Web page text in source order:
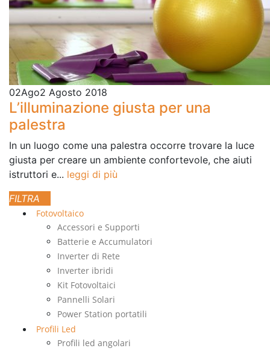
02Ago2 Agosto 2018
L’illuminazione giusta per una
palestra
In un luogo come una palestra occorre trovare la luce
giusta per creare un ambiente confortevole, che aiuti
istruttori e... leggi di più
Fotovoltaico
Accessori e Supporti
Batterie e Accumulatori
Inverter di Rete
Inverter ibridi
Kit Fotovoltaici
Pannelli Solari
Power Station portatili
Profili Led
Profili led angolari